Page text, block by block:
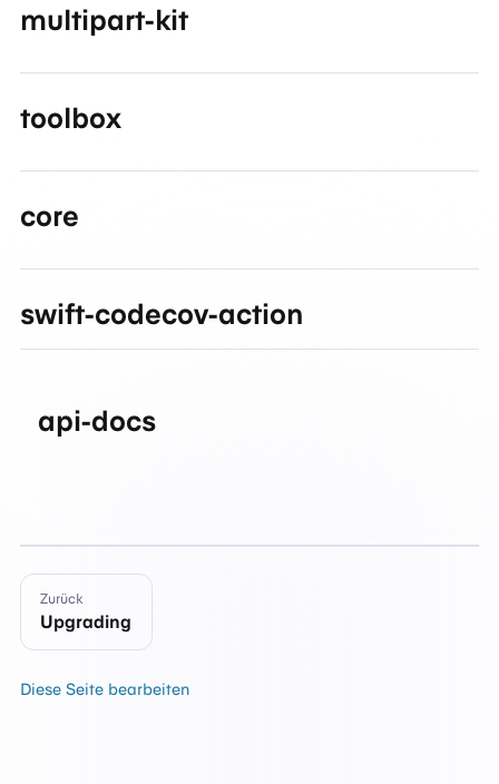
multipart-kit
toolbox
core
swift-codecov-action
api-docs
Zurück
Upgrading
Diese Seite bearbeiten